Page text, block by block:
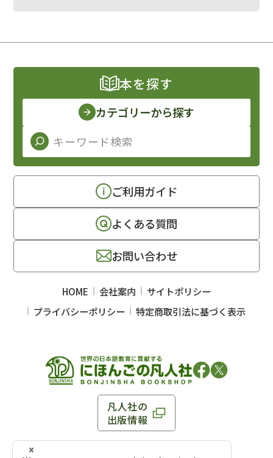
凡人社の
出版情報
〒102-0093 東京都千代田区平河町 1-3-13 8F
本を探す
カテゴリーから探す
ご利用ガイド
よくある質問
お問い合わせ
HOME 会社案内
サイトポリシー
プライバシーポリシー
特定商取引法に基づく表示